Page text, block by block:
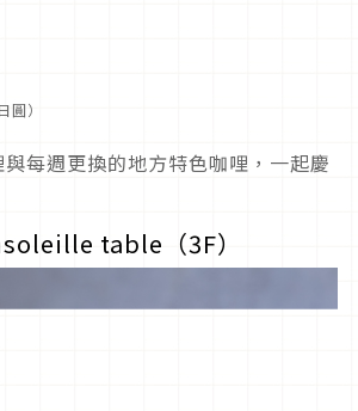
）
每週更換的地方特色咖哩，一起慶
table（3F）